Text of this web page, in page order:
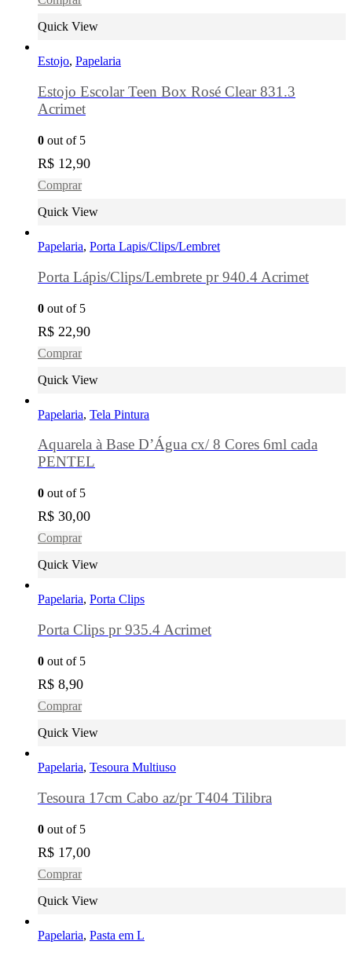
Quick View
Estojo, Papelaria
Estojo Escolar Teen Box Rosé Clear 831.3
Acrimet
0 out of 5
R$ 12,90
Comprar
Quick View
Papelaria, Porta Lapis/Clips/Lembret
Porta Lápis/Clips/Lembrete pr 940.4 Acrimet
0 out of 5
R$ 22,90
Comprar
Quick View
Papelaria, Tela Pintura
Aquarela à Base D’Água cx/ 8 Cores 6ml cada
PENTEL
0 out of 5
R$ 30,00
Comprar
Quick View
Papelaria, Porta Clips
Porta Clips pr 935.4 Acrimet
0 out of 5
R$ 8,90
Comprar
Quick View
Papelaria, Tesoura Multiuso
Tesoura 17cm Cabo az/pr T404 Tilibra
0 out of 5
R$ 17,00
Comprar
Quick View
Papelaria, Pasta em L